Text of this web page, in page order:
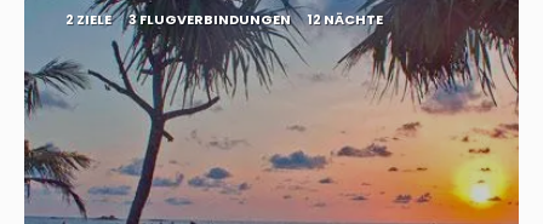
2 ZIELE 3 FLUGVERBINDUNGEN 12 NÄCHTE